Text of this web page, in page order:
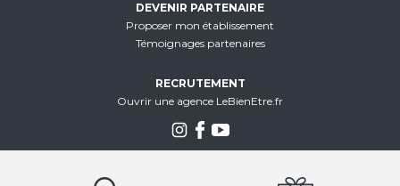
DEVENIR PARTENAIRE
Proposer mon établissement
Témoignages partenaires
RECRUTEMENT
Ouvrir une agence LeBienEtre.fr